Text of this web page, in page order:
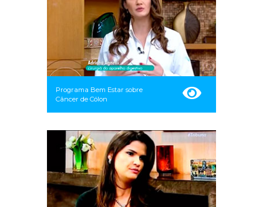
Programa Bem Estar sobre
Câncer de Cólon